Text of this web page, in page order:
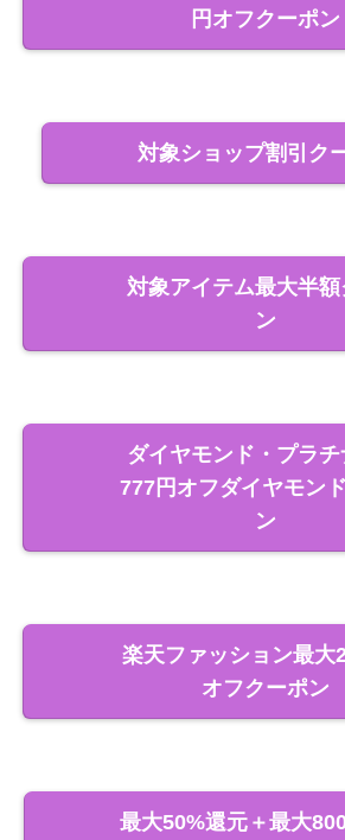
円オフクーポン
対象ショップ割引ク
対象アイテム最大半
ン
ダイヤモンド・プラチ
777円オフダイヤモン
ン
楽天ファッション最大
オフクーポン
最大50%還元＋最大